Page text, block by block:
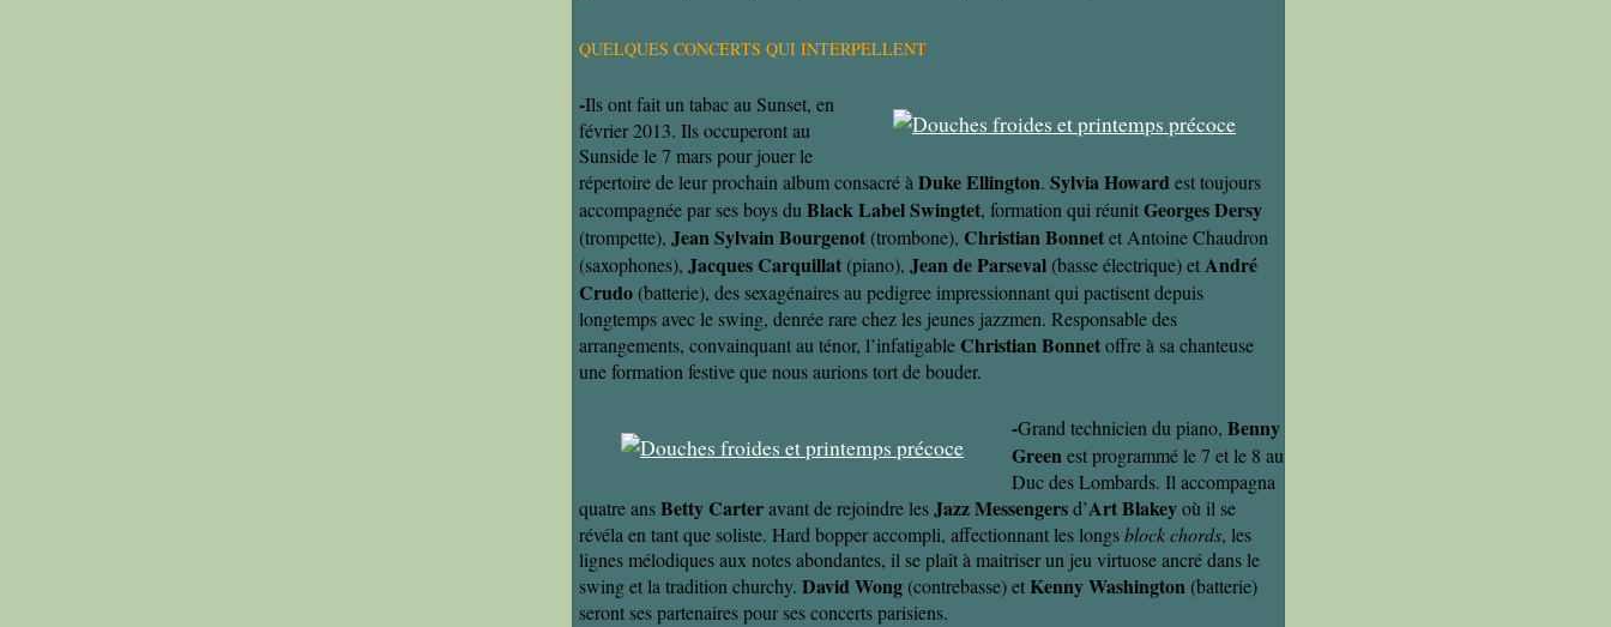
QUELQUES CONCERTS QUI INTERPELLENT
-Ils ont fait un tabac au Sunset, en
février 2013. Ils occuperont au
Sunside le 7 mars pour jouer le
répertoire de leur prochain album consacré àDuke Ellington. Sylvia Howardest toujours
accompagnée par ses boys duBlack Label Swingtet, formation qui réunitGeorges Dersy
(trompette), Jean Sylvain Bourgenot (trombone), Christian Bonnetet Antoine Chaudron
(saxophones), Jacques Carquillat (piano), Jean de Parseval (basse électrique) etAndré
Crudo (batterie), des sexagénaires au pedigree impressionnant qui pactisent depuis
longtemps avec le swing, denrée rare chez les jeunes jazzmen. Responsable des
arrangements, convainquant au ténor, l’infatigable Christian Bonnetoffre à sa chanteuse
une formation festive que nous aurions tort de bouder.
-Grand technicien du piano, Benny
Greenest programmé le 7 et le 8 au
Duc des Lombards. Il accompagna
quatre ansBetty Carteravant de rejoindre lesJazz Messengersd’Art Blakeyoù il se
révéla en tant que soliste. Hard bopper accompli, affectionnant les longsblock chords, les
lignes mélodiques aux notes abondantes, il se plaît à maitriser un jeu virtuose ancré dans le
swing et la tradition churchy. David Wong (contrebasse) etKenny Washington (batterie)
seront ses partenaires pour ses concerts parisiens.